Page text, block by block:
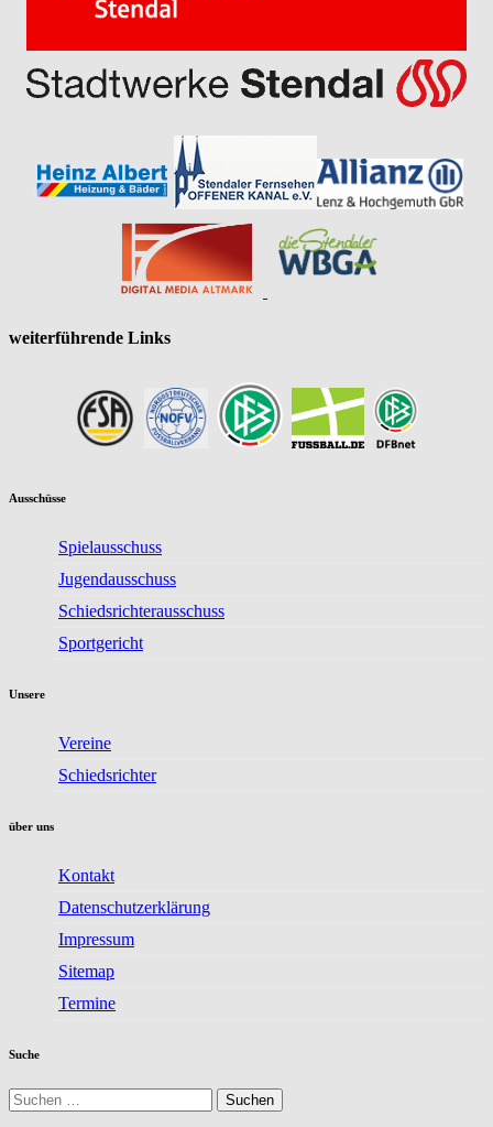
weiterführende Links
Ausschüsse
Spielausschuss
Jugendausschuss
Schiedsrichterausschuss
Sportgericht
Unsere
Vereine
Schiedsrichter
über uns
Kontakt
Datenschutzerklärung
Impressum
Sitemap
Termine
Suche
Suchen
nach: